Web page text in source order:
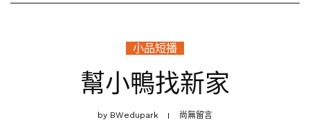
小品短播
幫小鴨找新家
by BWedupark 尚無留言